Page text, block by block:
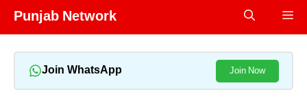
Skip
Punjab Network
Join WhatsApp Join Now